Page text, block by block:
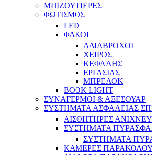
ΜΠΙΖΟΥΤΙΕΡΕΣ
ΦΩΤΙΣΜΟΣ
LED
ΦΑΚΟΙ
ΑΔΙΑΒΡΟΧΟΙ
ΧΕΙΡΟΣ
ΚΕΦΑΛΗΣ
ΕΡΓΑΣΙΑΣ
ΜΠΡΕΛΟΚ
BOOK LIGHT
ΣΥΝΑΓΕΡΜΟΙ & ΑΞΕΣΟΥΑΡ
ΣΥΣΤΗΜΑΤΑ ΑΣΦΑΛΕΙΑΣ
ΑΙΣΘΗΤΗΡΕΣ
ΣΥΣΤΗΜΑΤΑ
ΣΥΣΤΗΜΑΤΑ
ΚΑΜΕΡΕΣ